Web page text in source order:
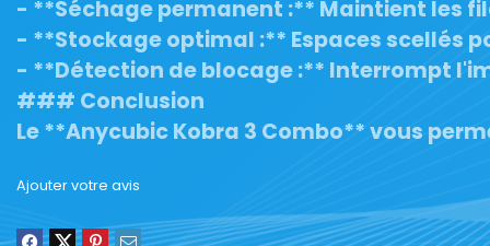
- **Séchage permanent :** Maintient les
- **Stockage optimal :** Espaces scellés
- **Détection de blocage :** Interrompt
### Conclusion
Le **Anycubic Kobra 3 Combo** vous
Ajouter votre avis